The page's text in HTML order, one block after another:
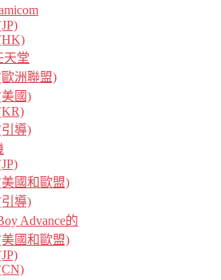
天堂
洲聯盟)
國)
導)
國和歐盟)
導)
Advance的
國和歐盟)